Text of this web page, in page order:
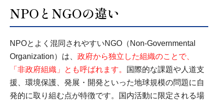
NPOとNGOの違い
NPOとよく混同されやすいNGO（Non-Governmental
Organization）は、 政府から独立した組織のことで、
「非政府組織」とも呼ばれます。
国際的な課題や人道支
援、環境保護、発展・開発といった地球規模の問題に自
発的に取り組む点が特徴です。国内活動に限定される場